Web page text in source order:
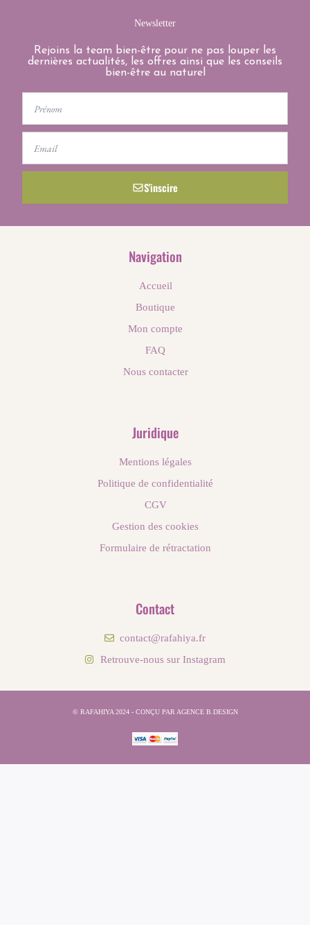
Newsletter
Rejoins la team bien-être pour ne pas louper les
dernières actualités, les offres ainsi que les conseils
bien-être au naturel
Name
S'inscire
Navigation
Accueil
Boutique
Mon compte
FAQ
Nous contacter
Juridique
Mentions légales
Politique de confidentialité
CGV
Gestion des cookies
Formulaire de rétractation
Contact
contact@rafahiya.fr
Retrouve-nous sur Instagram
© RAFAHIYA 2024 - CONÇU PAR AGENCE B.DESIGN